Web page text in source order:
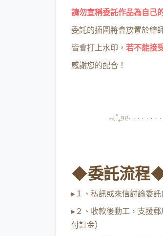
請勿宣稱委託作品為自己
委託的插圖將會放置於繪
皆會打上水印， 若不能接
感謝您的配合！
⑅.˚₊୨୧· · · · · · · ·
◆委託流程
▸１、私訊或來信討論委託
▸２、收款後動工，支援
付訂金）